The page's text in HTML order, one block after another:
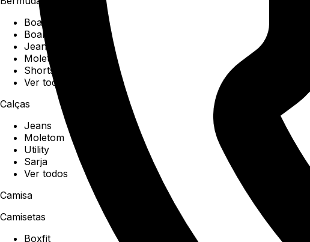
Boardshorts
Boardwalk
Jeans
Moletom
Shorts
Ver todos
Calças
Jeans
Moletom
Utility
Sarja
Ver todos
Camisa
Camisetas
Boxfit